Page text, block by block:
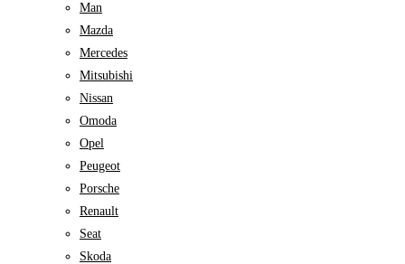
Man
Mazda
Mercedes
Mitsubishi
Nissan
Omoda
Opel
Peugeot
Porsche
Renault
Seat
Skoda